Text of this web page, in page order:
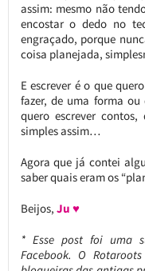
assim: mesmo não
encostar o dedo no
engraçado, porque
coisa planejada,
E escrever é o que
fazer, de uma forma ou
quero escrever contos,
simples assim…
Agora que já contei
saber quais eram os
Beijos, Ju ♥
* Esse post foi uma
Facebook. O